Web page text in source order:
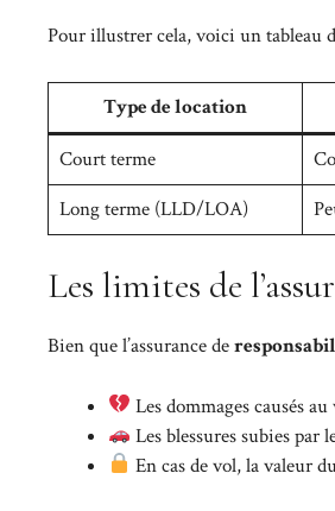
Pour illustrer cela, voici un tableau
Type de location
Court terme
Long terme (LLD/LOA)
Les limites de
Bien que l’assurance de
Les dommages causés
Les blessures subies par
En cas de vol, la valeur